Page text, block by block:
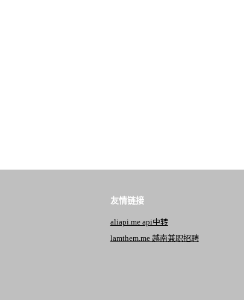
友情链接
aliapi.me api中转
lamthem.me 越南兼职招聘